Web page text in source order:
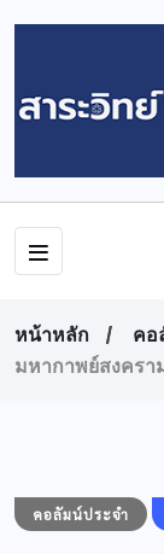
หน้าหลัก
คอ
มหากาพย์สงครา
คอลัมน์ประจำ